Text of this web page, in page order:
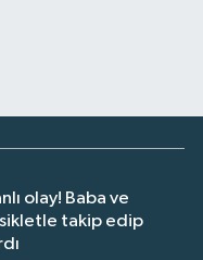
olay! Baba ve
takip edip